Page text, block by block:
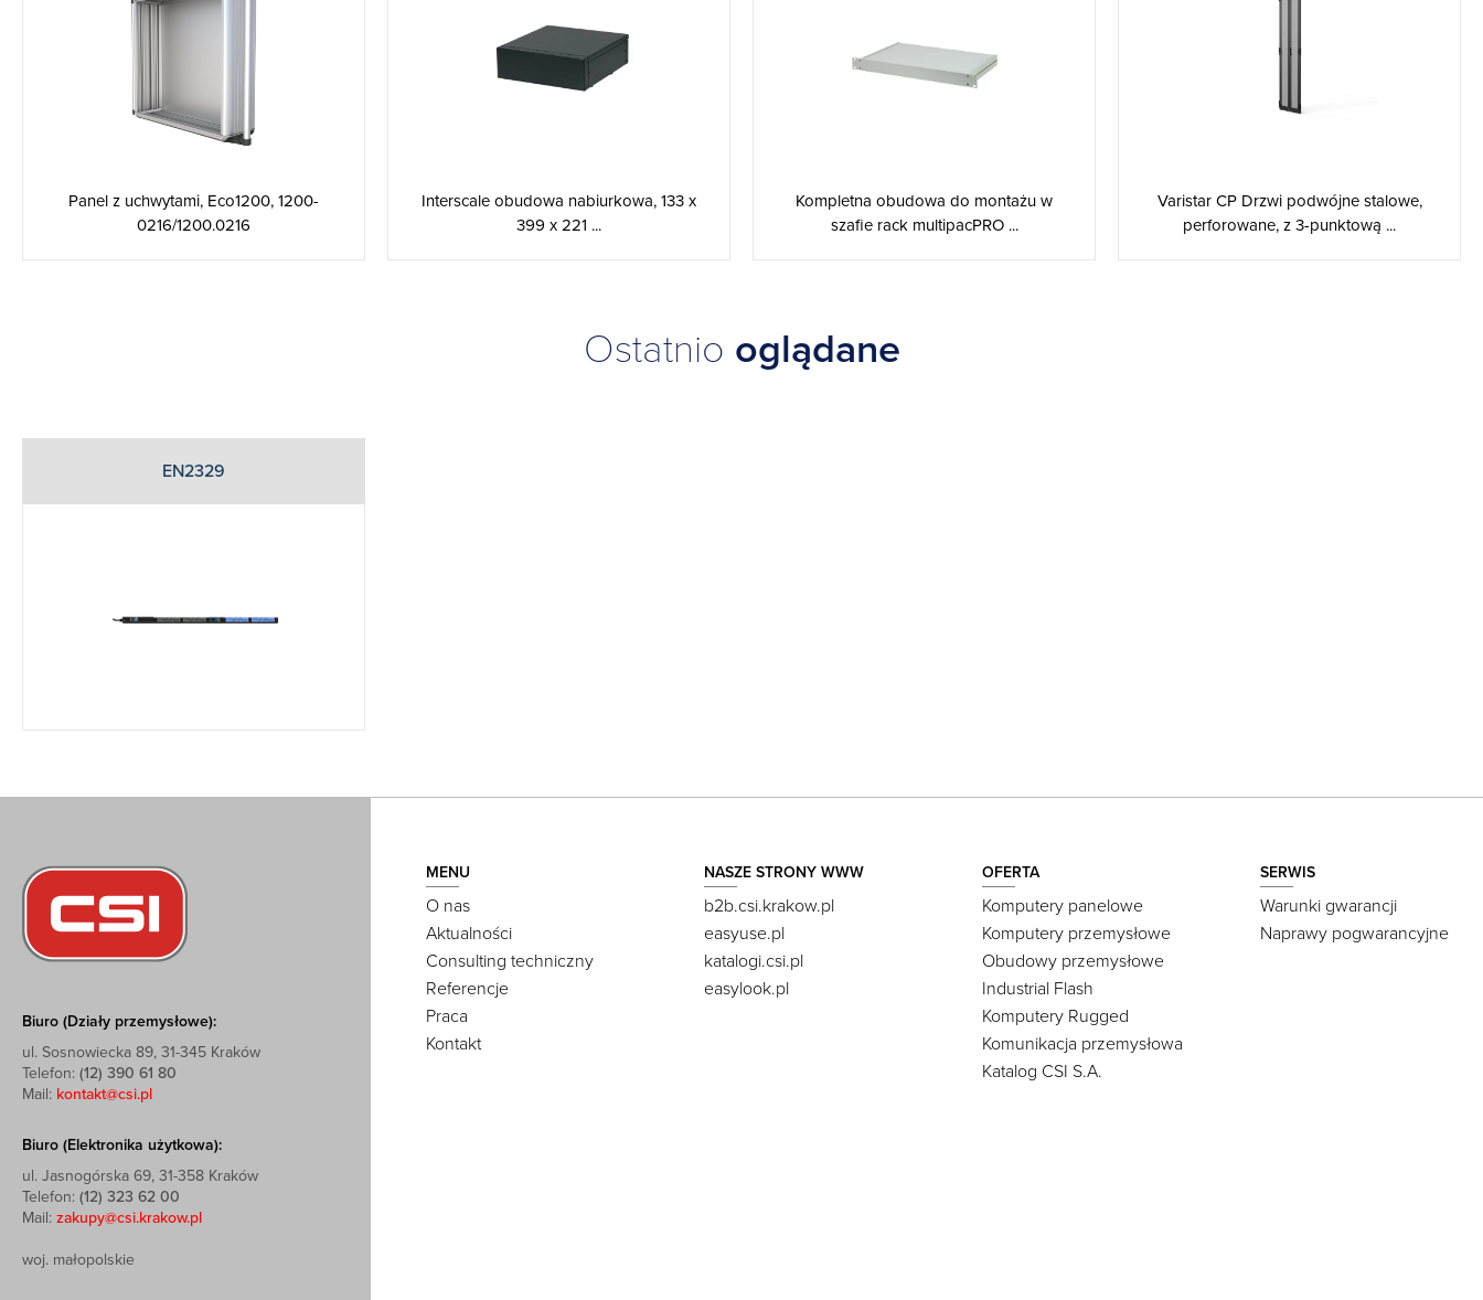
Panel z uchwytami, Eco1200, 1200-
0216/1200.0216
Interscale obudowa nabiurkowa, 133 x
399 x 221 ...
Kompletna obudowa do montażu w
szafie rack multipacPRO ...
Varistar CP Drzwi podwójne stalowe,
perforowane, z 3-punktową ...
Ostatnio oglądane
EN2329
Biuro (Działy przemysłowe):
ul. Sosnowiecka 89, 31-345 Kraków
Telefon: (12) 390 61 80
Mail: kontakt@csi.pl
Biuro (Elektronika użytkowa):
ul. Jasnogórska 69, 31-358 Kraków
Telefon: (12) 323 62 00
Mail: zakupy@csi.krakow.pl
woj. małopolskie
MENU
O nas
Aktualności
Consulting techniczny
Referencje
Praca
Kontakt
NASZE STRONY WWW
b2b.csi.krakow.pl
easyuse.pl
katalogi.csi.pl
easylook.pl
OFERTA
Komputery panelowe
Komputery przemysłowe
Obudowy przemysłowe
Industrial Flash
Komputery Rugged
Komunikacja przemysłowa
Katalog CSI S.A.
SERWIS
Warunki gwarancji
Naprawy pogwarancyjne